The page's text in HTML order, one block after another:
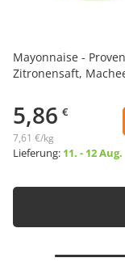
Mayonnaise -
Zitronensaft,
5,86 €
7,61 €/kg
Lieferung: 11. - 12 Aug.